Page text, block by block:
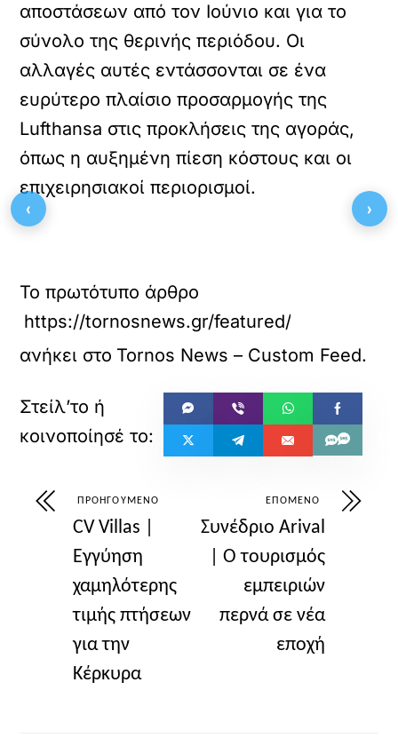
αποστάσεων από τον Ιούνιο και για το
σύνολο της θερινής περιόδου. Οι
αλλαγές αυτές εντάσσονται σε ένα
ευρύτερο πλαίσιο προσαρμογής της
Lufthansa στις προκλήσεις της αγοράς,
όπως η αυξημένη πίεση κόστους και οι
επιχειρησιακοί περιορισμοί.
Το πρωτότυπο άρθρο
https://tornosnews.gr/featured/lufthansa-
ανήκει στο Tornos News – Custom Feed.
ΠΡΟΗΓΟΎΜΕΝΟ
CV Villas |
Εγγύηση
χαμηλότερης
τιμής πτήσεων
για την
Κέρκυρα
ΕΠΌΜΕΝΟ
Συνέδριο Arival
| Ο τουρισμός
εμπειριών
περνά σε νέα
εποχή
‹ ›